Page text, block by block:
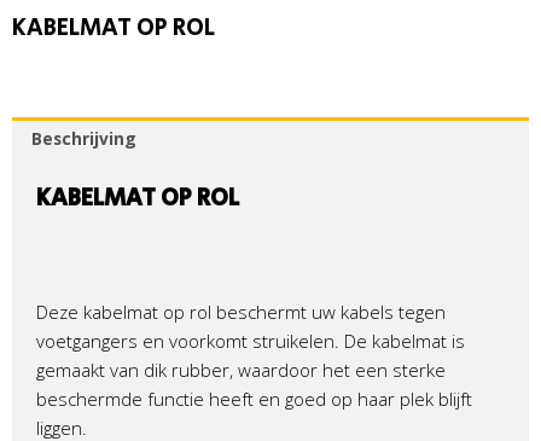
KABELMAT OP ROL
Beschrijving
KABELMAT OP ROL
Deze kabelmat op rol beschermt uw kabels tegen
voetgangers en voorkomt struikelen. De kabelmat is
gemaakt van dik rubber, waardoor het een sterke
beschermde functie heeft en goed op haar plek blijft
liggen.